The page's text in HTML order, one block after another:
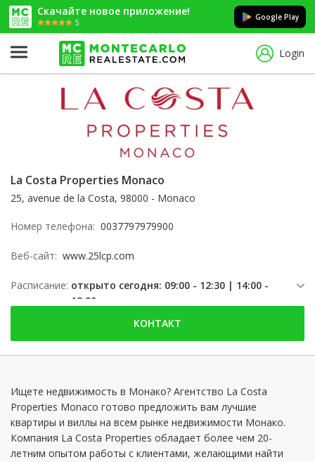
Скачайте новое приложение!
5
Google Play
Login
La Costa Properties Monaco
25, avenue de la Costa, 98000 - Monaco
Номер телефона: 0037797979900
Веб-сайт: www.25lcp.com
Расписание: открыто сегодня: 09:00 - 12:30 | 14:00 -
18:30
пятница: 09:00 - 12:30 | 14:00 - 18:30
суббота: Заблокированы
понедельник: 09:00 - 12:30 | 14:00 - 18:30
вторник: 09:00 - 12:30 | 14:00 - 18:30
среда: 09:00 - 12:30 | 14:00 - 18:30
четверг: 09:00 - 12:30 | 14:00 - 18:30
КОНТАКТ
Ищете недвижимость в Монако? Агентство La Costa
Properties Monaco готово предложить вам лучшие
квартиры и виллы на всем рынке недвижимости Монако.
Компания La Costa Properties обладает более чем 20-
летним опытом работы с клиентами, желающими найти